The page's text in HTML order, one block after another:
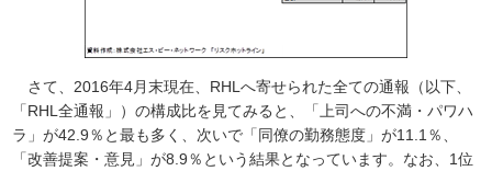
さて、2016年4月末現在、RHLへ寄せられた全ての通報（以下、
「RHL全通報」）の構成比を見てみると、「上司への不満・パワハ
ラ」が42.9％と最も多く、次いで「同僚の勤務態度」が11.1％、
「改善提案・意見」が8.9％という結果となっています。なお、1位